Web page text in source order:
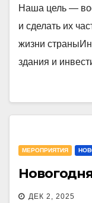
Наша цель —
и сделать их
жизни
здания и
МЕРОПРИЯТИЯ
ДЕК 2, 2025